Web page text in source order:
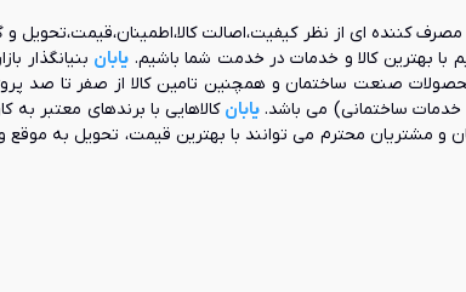
کننده ای از نظر کیفیت،اصالت کالا،اطمینان،قیمت،تحویل و
با بهترین کالا و خدمات در خدمت شما باشیم. یابان
صنعت ساختمان و همچنین تامین کالا از صفر تا صد
و خدمات ساختمانی) می باشد.یابان کالاهایی با برندهای معتبر به
و مشتریان محترم می توانند با بهترین قیمت، تحویل به